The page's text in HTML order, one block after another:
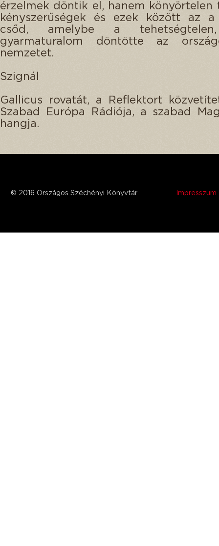
érzelmek döntik el, hanem könyörtelen
kényszerűségek és ezek között az
csőd, amelybe a
gyarmaturalom döntötte az
nemzetet.
Szignál
Gallicus rovatát, a Reflektort
Szabad Európa Rádiója, a szabad
hangja.
© 2016 Országos Széchényi Könyvtár Impresszum